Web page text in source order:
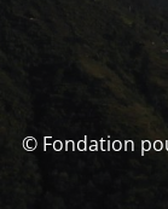
© Fondation